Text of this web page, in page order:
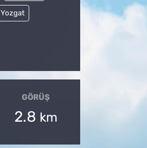
Yozgat
GÖRÜŞ
2.8 km